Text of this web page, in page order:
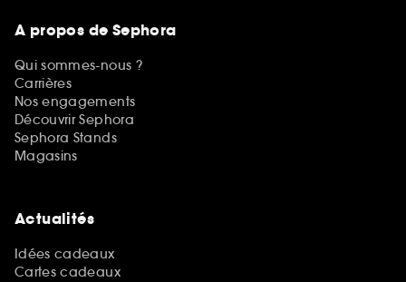
A propos de Sephora
Qui sommes-nous ?
Carrières
Nos engagements
Découvrir Sephora
Sephora Stands
Magasins
Actualités
Idées cadeaux
Cartes cadeaux